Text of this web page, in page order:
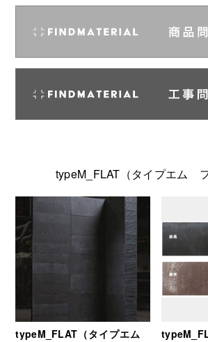
typeM_FLAT（タイプエム フ
typeM_FLAT（タイプエム